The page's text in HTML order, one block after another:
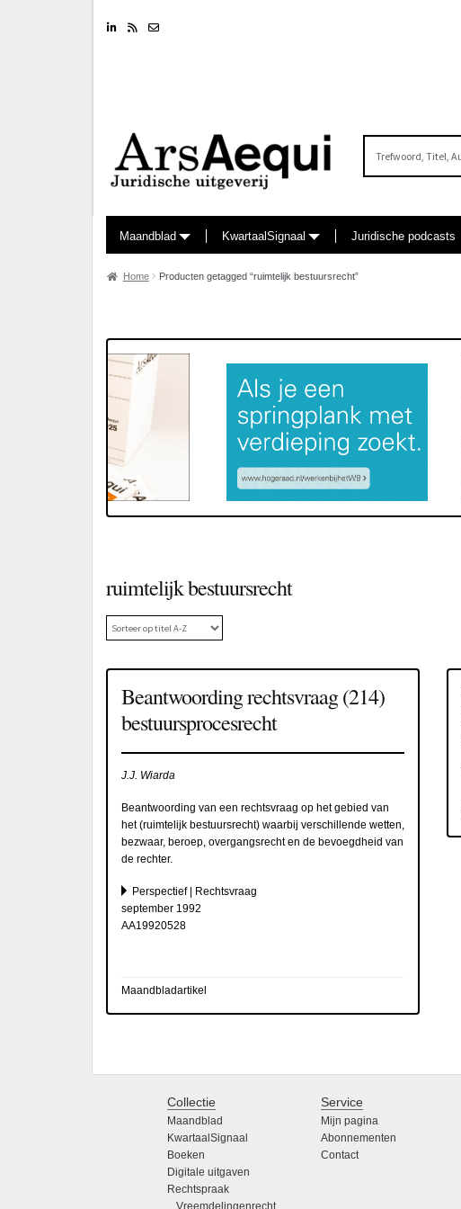
LinkedinRSS feed
Maandblad KwartaalSignaal Juridische podcasts
Home Producten getagged “ruimtelijk bestuursrecht”
ruimtelijk bestuursrecht
Beantwoording rechtsvraag (214)
bestuursprocesrecht
J.J. Wiarda
Beantwoording van een rechtsvraag op het gebied van
het (ruimtelijk bestuursrecht) waarbij verschillende wetten,
bezwaar, beroep, overgangsrecht en de bevoegdheid van
de rechter.
Perspectief | Rechtsvraag
september 1992
AA19920528
Maandbladartikel
Collectie
Maandblad
KwartaalSignaal
Boeken
Digitale uitgaven
Rechtspraak
Service
Mijn pagina
Abonnementen
Contact